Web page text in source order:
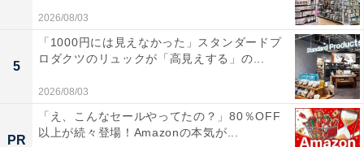
2026/08/03
5
「1000円には見えなかった」スタンダードプ
ロダクツのリュックが「高見えする」の...
2026/08/03
PR
「え、こんなセールやってたの？」80％OFF
以上が続々登場！Amazonの本気が...